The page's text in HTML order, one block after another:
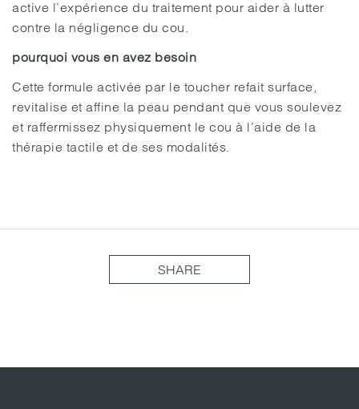
active l’expérience du traitement pour aider à lutter
contre la négligence du cou.
pourquoi vous en avez besoin
Cette formule activée par le toucher refait surface,
revitalise et affine la peau pendant que vous soulevez
et raffermissez physiquement le cou à l’aide de la
thérapie tactile et de ses modalités.
SHARE